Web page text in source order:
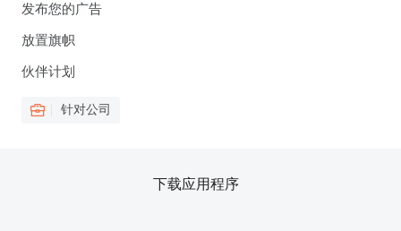
发布您的广告
放置旗帜
伙伴计划
针对公司
下载应用程序